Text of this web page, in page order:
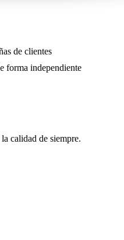
de clientes
forma independiente
calidad de siempre.